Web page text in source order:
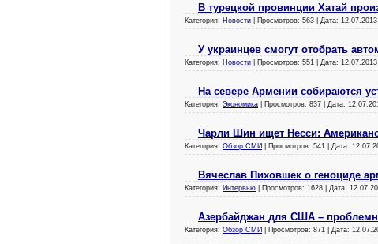
В турецкой провинции Хатай
Категория: Новости | Просмотров: 563 | Дата: 12.07.2013
У украинцев смогут отобрать
Категория: Новости | Просмотров: 551 | Дата: 12.07.2013
На севере Армении собираются
Категория: Экономика | Просмотров: 837 | Дата:
Чарли Шин ищет Несси:
Категория: Обзор СМИ | Просмотров: 541 | Дата:
Вячеслав Пиховшек о геноциде
Категория: Интервью | Просмотров: 1628 | Дата:
Азербайджан для США –
Категория: Обзор СМИ | Просмотров: 871 | Дата: